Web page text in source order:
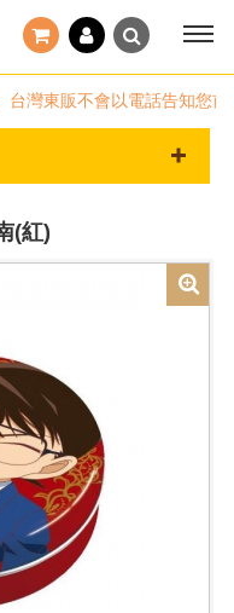
販不會以電話告知您前往
(紅)